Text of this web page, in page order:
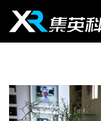
content